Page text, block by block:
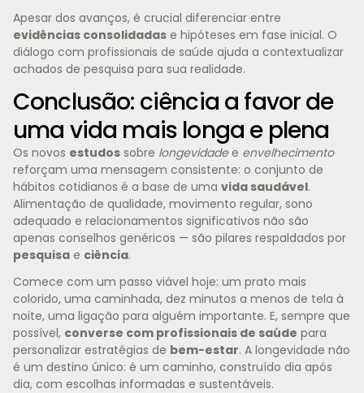
Apesar dos avanços, é crucial diferenciar entre
evidências consolidadas e hipóteses em fase inicial. O
diálogo com profissionais de saúde ajuda a contextualizar
achados de pesquisa para sua realidade.
Conclusão: ciência a favor de
uma vida mais longa e plena
Os novos estudos sobre longevidadee envelhecimento
reforçam uma mensagem consistente: o conjunto de
hábitos cotidianos é a base de uma vida saudável.
Alimentação de qualidade, movimento regular, sono
adequado e relacionamentos significativos não são
apenas conselhos genéricos — são pilares respaldados por
pesquisa e ciência.
Comece com um passo viável hoje: um prato mais
colorido, uma caminhada, dez minutos a menos de tela à
noite, uma ligação para alguém importante. E, sempre que
possível, converse com profissionais de saúde para
personalizar estratégias de bem-estar. A longevidade não
é um destino único: é um caminho, construído dia após
dia, com escolhas informadas e sustentáveis.